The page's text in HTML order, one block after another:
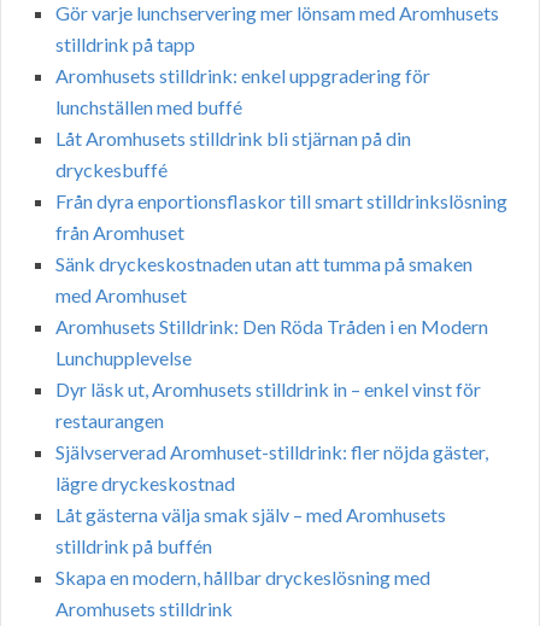
Gör varje lunchservering mer lönsam med Aromhusets
stilldrink på tapp
Aromhusets stilldrink: enkel uppgradering för
lunchställen med buffé
Låt Aromhusets stilldrink bli stjärnan på din
dryckesbuffé
Från dyra enportionsflaskor till smart stilldrinkslösning
från Aromhuset
Sänk dryckeskostnaden utan att tumma på smaken
med Aromhuset
Aromhusets Stilldrink: Den Röda Tråden i en Modern
Lunchupplevelse
Dyr läsk ut, Aromhusets stilldrink in – enkel vinst för
restaurangen
Självserverad Aromhuset-stilldrink: fler nöjda gäster,
lägre dryckeskostnad
Låt gästerna välja smak själv – med Aromhusets
stilldrink på buffén
Skapa en modern, hållbar dryckeslösning med
Aromhusets stilldrink